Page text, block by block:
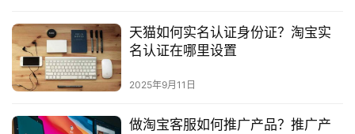
天猫如何实名认证身份证？淘宝实
名认证在哪里设置
2025年9月11日
做淘宝客服如何推广产品？推广产